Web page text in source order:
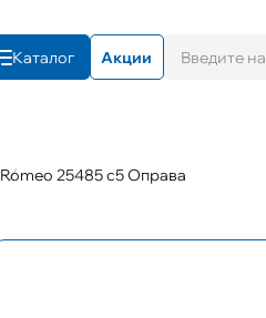
Каталог Акции
Romeo 25485 с5 Оправа